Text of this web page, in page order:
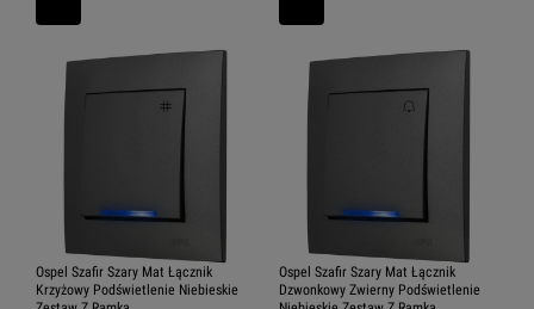
Ospel Szafir Szary Mat Łącznik
Krzyżowy Podświetlenie Niebieskie
Ospel Szafir Szary Mat Łącznik
Dzwonkowy Zwierny Podświetlenie